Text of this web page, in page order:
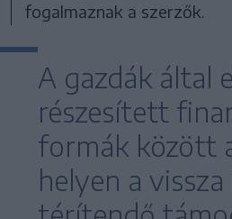
fogalmaznak a szerzők.
A gazdák által
részesített
formák között
helyen a